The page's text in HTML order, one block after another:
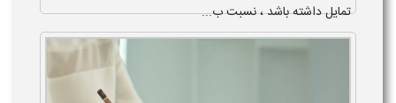
تمایل داشته باشد ، نسبت ب...